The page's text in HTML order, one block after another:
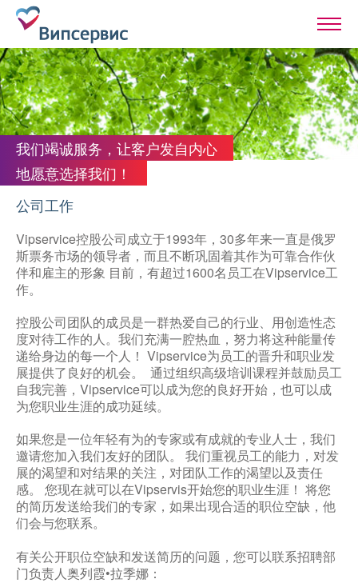
我们竭诚服务，让客户发自内心
地愿意选择我们！
公司工作
Vipservice控股公司成立于1993年，30多年来一直是俄罗
斯票务市场的领导者，而且不断巩固着其作为可靠合作伙
伴和雇主的形象 目前，有超过1600名员工在Vipservice工
作。
控股公司团队的成员是一群热爱自己的行业、用创造性态
度对待工作的人。我们充满一腔热血，努力将这种能量传
递给身边的每一个人！ Vipservice为员工的晋升和职业发
展提供了良好的机会。 通过组织高级培训课程并鼓励员工
自我完善，Vipservice可以成为您的良好开始，也可以成
为您职业生涯的成功延续。
如果您是一位年轻有为的专家或有成就的专业人士，我们
邀请您加入我们友好的团队。 我们重视员工的能力，对发
展的渴望和对结果的关注，对团队工作的渴望以及责任
感。 您现在就可以在Vipservis开始您的职业生涯！ 将您
的简历发送给我们的专家，如果出现合适的职位空缺，他
们会与您联系。
有关公开职位空缺和发送简历的问题，您可以联系招聘部
门负责人奥列霞•拉季娜：